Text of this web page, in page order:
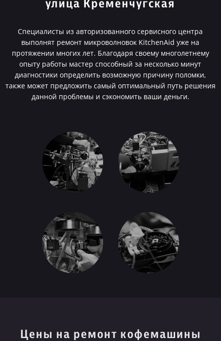
улица Кременчугская
Специалисты из авторизованного сервисного центра
выполнят ремонт микроволновок KitchenAid уже на
протяжении многих лет. Благодаря своему многолетнему
опыту работы мастер способный за несколько минут
диагностики определить возможную причину поломки,
также может предложить самый оптимальный путь решения
данной проблемы и сэкономить ваши деньги.
Цены на ремонт кофемашины